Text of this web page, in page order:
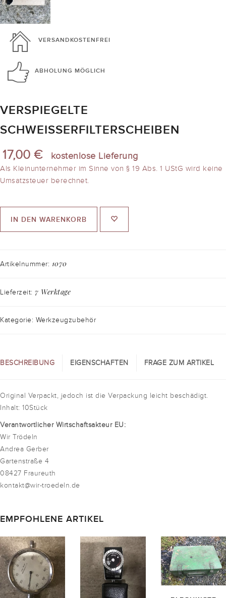
VERSANDKOSTENFREI
ABHOLUNG MÖGLICH
VERSPIEGELTE
SCHWEISSERFILTERSCHEIBEN
17,00 € kostenlose Lieferung
Als Kleinunternehmer im Sinne von § 19 Abs. 1 UStG wird keine
Umsatzsteuer berechnet.
IN DEN WARENKORB
Artikelnummer: 1070
Lieferzeit: 7 Werktage
Kategorie: Werkzeugzubehör
BESCHREIBUNG EIGENSCHAFTEN FRAGE ZUM ARTIKEL
Original Verpackt, jedoch ist die Verpackung leicht beschädigt.
Inhalt: 10Stück
Verantwortlicher Wirtschaftsakteur EU:
Wir Trödeln
Andrea Gerber
Gartenstraße 4
08427 Fraureuth
kontakt@wir-troedeln.de
EMPFOHLENE ARTIKEL